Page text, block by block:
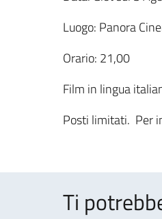
Luogo: Panora
Orario: 21,00
Film in lingua
Posti limitati. Per
Ti